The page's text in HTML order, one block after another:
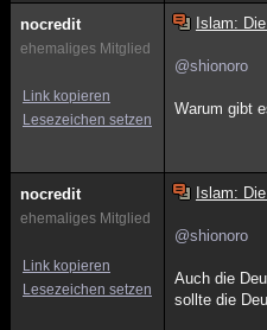
nocredit
ehemaliges Mitglied
Link kopieren
Lesezeichen setzen
Islam:
@shionoro
Warum gibt
nocredit
ehemaliges Mitglied
Link kopieren
Lesezeichen setzen
Islam:
@shionoro
Auch die
sollte die